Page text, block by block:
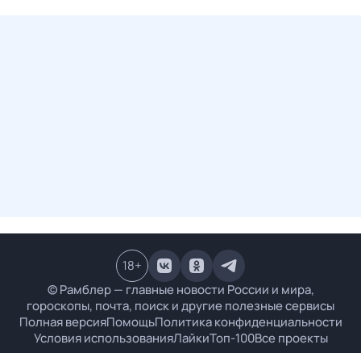
© Рамблер — главные новости России и мира,
гороскопы, почта, поиск и другие полезные сервисы
Полная версияПомощьПолитика конфиденциальности
Условия использованияЛайкиТоп-100Все проекты
18+